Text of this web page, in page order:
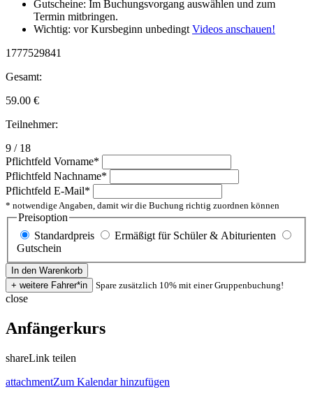
Gutscheine: Im Buchungsvorgang auswählen und zum
Termin mitbringen.
Wichtig: vor Kursbeginn unbedingtVideos anschauen!
1777529841
Gesamt:
59.00 €
Teilnehmer:
9 / 18
Pflichtfeld Vorname*
Pflichtfeld Nachname*
Pflichtfeld E-Mail*
* notwendige Angaben, damit wir die Buchung richtig zuordnen können
Preisoption
Standardpreis
Ermäßigt für Schüler & Abiturienten
Gutschein
Spare zusätzlich 10% mit einer Gruppenbuchung!
close
Anfängerkurs
shareLink teilen
attachmentZum Kalendar hinzufügen